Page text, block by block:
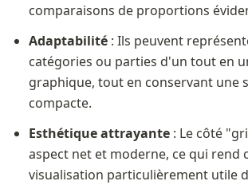
comparaisons de proportions
Adaptabilité : Ils peuvent
catégories ou parties d'un tout en
graphique, tout en conservant une
compacte.
Esthétique attrayante : Le côté
aspect net et moderne, ce qui rend
visualisation particulièrement utile